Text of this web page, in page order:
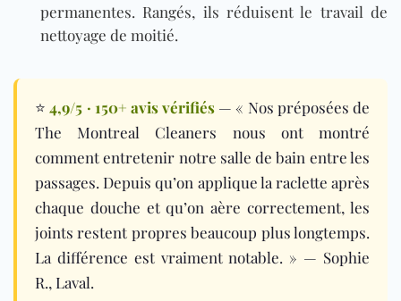
permanentes. Rangés, ils réduisent le travail de
nettoyage de moitié.
⭐4,9/5 · 150+ avis vérifiés — « Nos préposées de
The Montreal Cleaners nous ont montré
comment entretenir notre salle de bain entre les
passages. Depuis qu’on applique la raclette après
chaque douche et qu’on aère correctement, les
joints restent propres beaucoup plus longtemps.
La différence est vraiment notable. » — Sophie
R., Laval.